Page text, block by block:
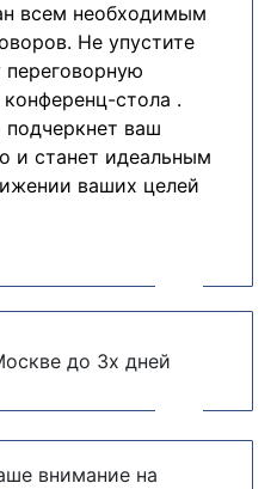
всем необходимым
Не упустите
стола .
подчеркнет ваш
и станет идеальным
ваших целей
до 3х дней
внимание на